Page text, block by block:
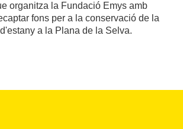
organitza la Fundació Emys amb
fons per a la conservació de la
a la Plana de la Selva.